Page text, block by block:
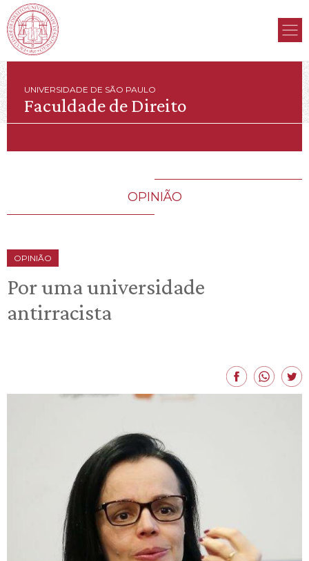
UNIVERSIDADE DE SÃO PAULO
Faculdade de Direito
OPINIÃO
OPINIÃO
Por uma universidade
antirracista